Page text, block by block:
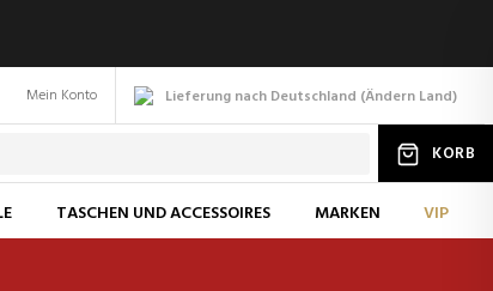
Lieferung nach Deutschland (Ändern Land)
Mein Konto
KORB
TASCHEN UND ACCESSOIRES MARKEN VIP